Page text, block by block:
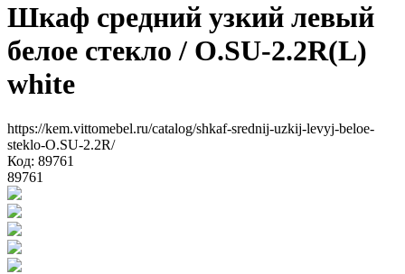
Шкаф средний узкий левый
белое стекло / O.SU-2.2R(L)
white
https://kem.vittomebel.ru/catalog/shkaf-srednij-uzkij-levyj-beloe-
steklo-O.SU-2.2R/
Код: 89761
89761